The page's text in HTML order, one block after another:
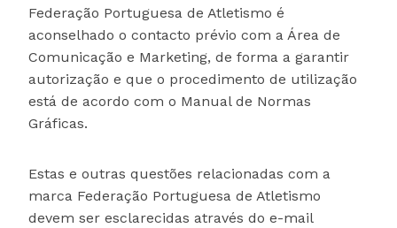
Federação Portuguesa de Atletismo é
aconselhado o contacto prévio com a Área de
Comunicação e Marketing, de forma a garantir
autorização e que o procedimento de utilização
está de acordo com o Manual de Normas
Gráficas.
Estas e outras questões relacionadas com a
marca Federação Portuguesa de Atletismo
devem ser esclarecidas através do e-mail